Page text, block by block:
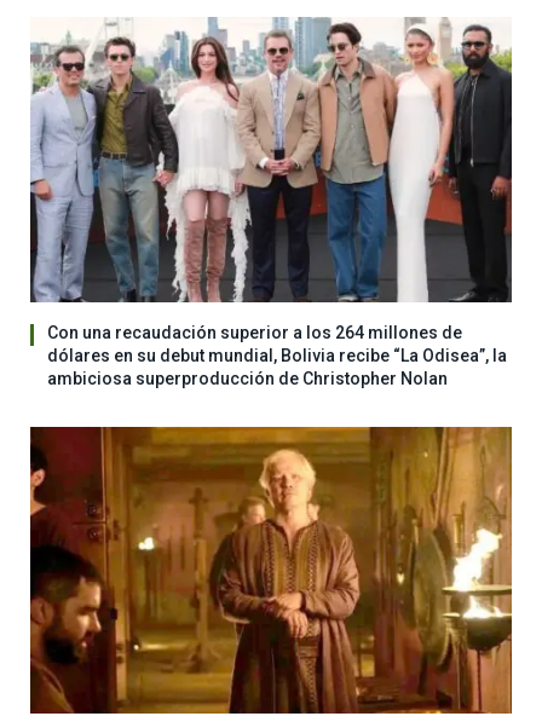
Con una recaudación superior a los 264 millones de
dólares en su debut mundial, Bolivia recibe “La Odisea”, la
ambiciosa superproducción de Christopher Nolan